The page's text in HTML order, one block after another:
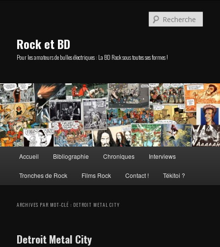
Rock et BD
Pour les amateurs de bulles électriques : La BD Rock sous toutes ses formes !
principal
Accueil Bibliographie Chroniques Interviews
Tronches de Rock Films Rock Contact ! Tékitoi ?
ARCHIVES PAR MOT-CLÉ : DETROIT METAL CITY
Detroit Metal City